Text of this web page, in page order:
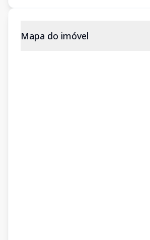
Mapa do imóvel